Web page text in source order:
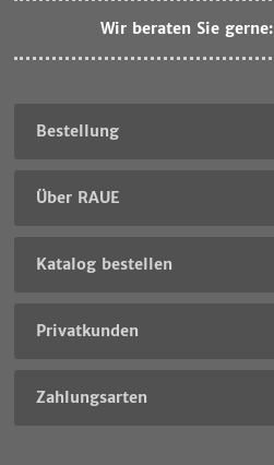
Wir beraten Sie gerne:
Bestellung
Über RAUE
Katalog bestellen
Privatkunden
Zahlungsarten